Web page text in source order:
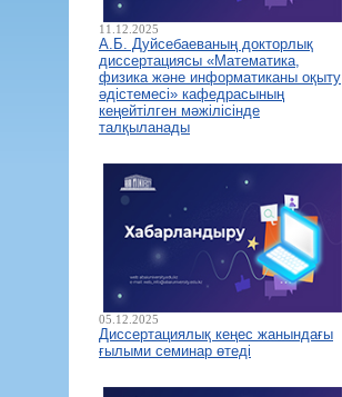
11.12.2025
А.Б. Дуйсебаеваның докторлық
диссертациясы «Математика,
физика және информатиканы оқыту
әдістемесі» кафедрасының
кеңейтілген мәжілісінде
талқыланады
05.12.2025
Диссертациялық кеңес жанындағы
ғылыми семинар өтеді